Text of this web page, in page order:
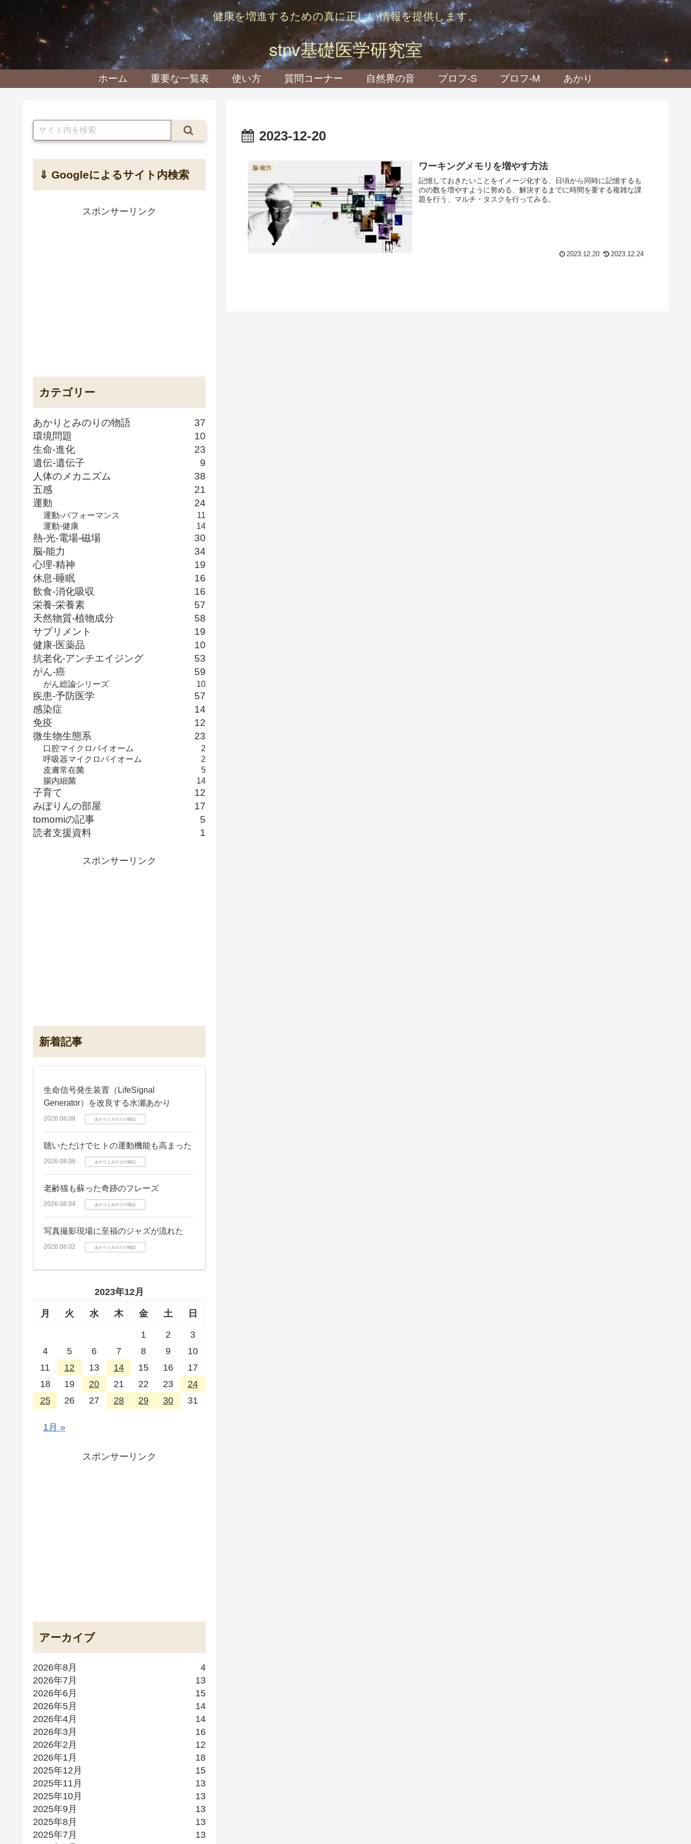
健康を増進するための真に正しい情報を提供します。
stnv基礎医学研究室
ホーム 重要な一覧表 使い方 質問コーナー 自然界の音 プロフ-S プロフ-M あかり
2023-12-20
脳-能力 ワーキングメモリを増やす方法
記憶しておきたいことをイメージ化する、日頃から同時に記憶するも
のの数を増やすように努める、解決するまでに時間を要する複雑な課
題を行う、マルチ・タスクを行ってみる。
2023.12.20 2023.12.24
⇓ Googleによるサイト内検索
スポンサーリンク
カテゴリー
あかりとみのりの物語
37
環境問題
10
生命-進化
23
遺伝-遺伝子
9
人体のメカニズム
38
五感
21
運動
24
運動-パフォーマンス
11
運動-健康
14
熱-光-電場-磁場
30
脳-能力
34
心理-精神
19
休息-睡眠
16
飲食-消化吸収
16
栄養-栄養素
57
天然物質-植物成分
58
サプリメント
19
健康-医薬品
10
抗老化-アンチエイジング
53
がん-癌
59
がん総論シリーズ 10
疾患-予防医学
57
感染症
14
免疫
12
微生物生態系
23
口腔マイクロバイオーム
2
呼吸器マイクロバイオーム
2
皮膚常在菌
5
腸内細菌
14
子育て
12
みぽりんの部屋
17
tomomiの記事
5
読者支援資料
1
スポンサーリンク
新着記事
生命信号発生装置（LifeSignal
Generator）を改良する水瀬あかり
2026.08.08 あかりとみのりの物語
聴いただけでヒトの運動機能も高まった
2026.08.06 あかりとみのりの物語
老齢猫も蘇った奇跡のフレーズ
2026.08.04 あかりとみのりの物語
写真撮影現場に至福のジャズが流れた
2026.08.02 あかりとみのりの物語
2023年12月
月 火 水 木 金 土 日
1 2
3
4
5 6 7 8 9
10
11
12 13 14 15 16
17
18
19 20 21 22 23
24
25
26 27 28 29 30 31
1月 »
スポンサーリンク
アーカイブ
2026年8月
4
2026年7月
13
2026年6月
15
2026年5月
14
2026年4月
14
2026年3月
16
2026年2月
12
2026年1月
18
2025年12月
15
2025年11月
13
2025年10月
13
2025年9月
13
2025年8月
13
2025年7月
13